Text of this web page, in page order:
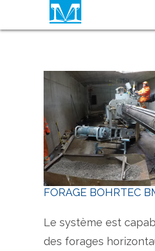
FORAGE BOHRTEC
Le système est
des forages